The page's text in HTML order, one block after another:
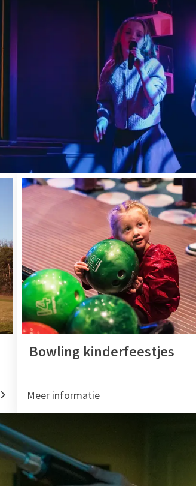
wij frietjes met snack naar keuze
wij onbeperkt ranja en tafelwater
na
14 kinderen op de beide Classic Lanes
na afloop een muntje om een cadeautje naar
wo-vr-za (m.u.v. feestdagen). Tot 17.00 uur.
/ T: 0161-458901
in of rondom ons hotel zijn:
Bowling kinderfeestjes
Meer informatie